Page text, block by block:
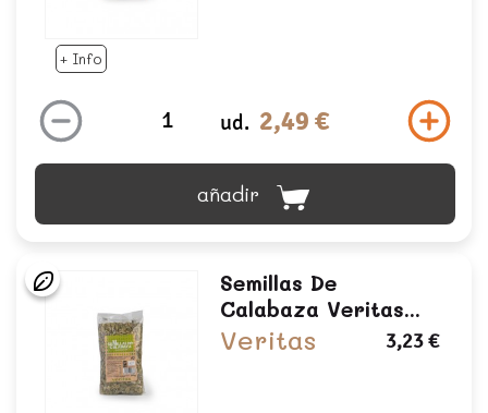
+ Info
ud. 2,49 €
añadir
Semillas De
Calabaza Veritas...
Veritas 3,23 €